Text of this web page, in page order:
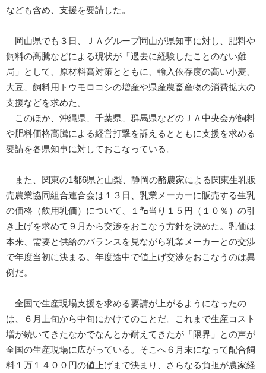
なども含め、支援を要請した。
岡山県でも３日、ＪＡグループ岡山が県知事に対し、肥料や
飼料の高騰などによる現状が「過去に経験したことのない難
局」として、原材料高対策とともに、輸入依存度の高い小麦、
大豆、飼料用トウモロコシの増産や県産農畜産物の消費拡大の
支援などを求めた。
このほか、沖縄県、千葉県、群馬県などのＪＡ中央会が飼料
や肥料価格高騰による経営打撃を訴えるとともに支援を求める
要請を各県知事に対しておこなっている。
また、関東の1都6県と山梨、静岡の酪農家による関東生乳販
売農業協同組合連合会は１３日、乳業メーカーに販売する生乳
の価格（飲用乳価）について、１㌔当り１５円（１０％）の引
き上げを求めて９月から交渉をおこなう方針を決めた。乳価は
本来、需要と供給のバランスを見ながら乳業メーカーとの交渉
で年度当初に決まる。年度途中で値上げ交渉をおこなうのは異
例だ。
全国で生産現場支援を求める要請が上がるようになったの
は、６月上旬から中旬にかけてのことだ。これまで生産コスト
増が続いてきたなかでなんとか耐えてきたが「限界」との声が
全国の生産現場に広がっている。そこへ６月末になって配合飼
料１万１４００円の値上げまで決まり、さらなる負担が農家経